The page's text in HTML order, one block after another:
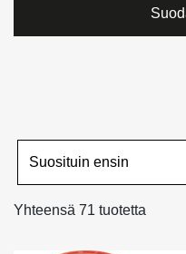
Yhteensä 71 tuotetta